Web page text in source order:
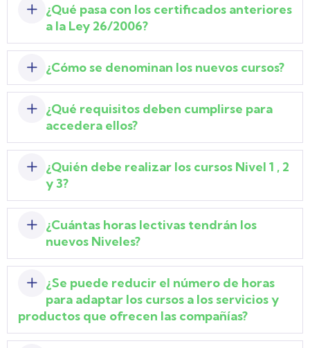
¿Qué pasa con los certificados anteriores
a la Ley 26/2006?
¿Cómo se denominan los nuevos cursos?
¿Qué requisitos deben cumplirse para
accedera ellos?
¿Quién debe realizar los cursos Nivel 1 , 2
y 3?
¿Cuántas horas lectivas tendrán los
nuevos Niveles?
¿Se puede reducir el número de horas
para adaptar los cursos a los servicios y
productos que ofrecen las compañías?